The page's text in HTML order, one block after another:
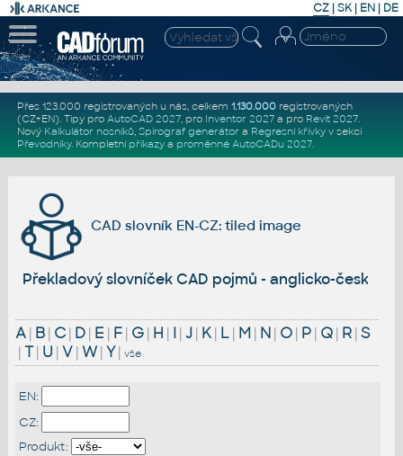
CZ | SK| EN | DE
Přes 123.000 registrovaných u nás, celkem 1.130.000registrovaných
(CZ+EN). Tipy pro AutoCAD 2027, pro Inventor 2027a pro Revit 2027.
Nový Kalkulátor nosníků, Spirograf generátor a Regresní křivkyv sekci
Převodníky. Kompletní příkazya proměnné AutoCADu 2027.
CAD slovník EN-CZ: tiled image
Překladový slovníček CAD pojmů - anglicko-český
A| B| C| D| E | F| G| H | I| J| K| L| M| N| O| P| Q| R| S
| T| U | V| W| Y| vše
EN:
CZ:
Produkt: